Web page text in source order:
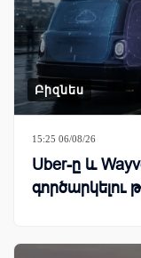
Բիզնես
15:25 06/08/26
Uber-ը և
գործարկելու